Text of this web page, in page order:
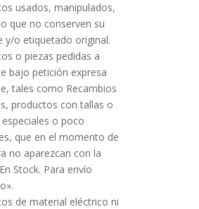
usados, manipulados,
que no conserven su
y/o etiquetado original.
o piezas pedidas a
bajo petición expresa
tales como Recambios
productos con tallas o
o poco
que en el momento de
no aparezcan con la
Stock. Para envío
de material eléctrico ni